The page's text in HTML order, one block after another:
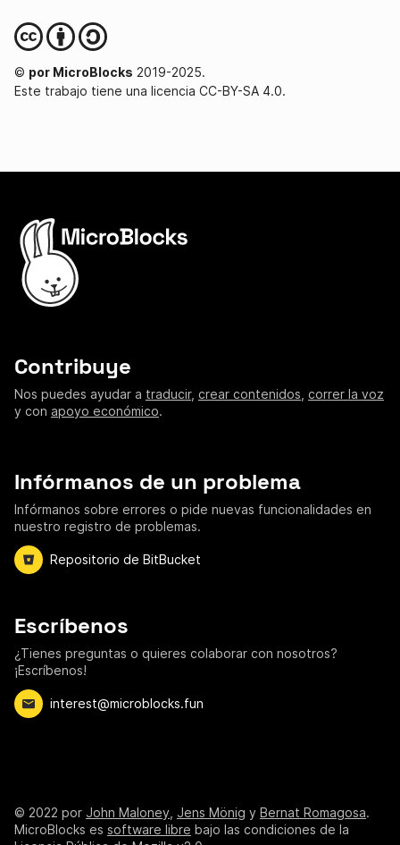
© por MicroBlocks 2019-2025.
Este trabajo tiene una licencia CC-BY-SA 4.0.
Contribuye
Nos puedes ayudar a traducir, crear contenidos correr la voz
y con apoyo económico.
Infórmanos de un problema
Infórmanos sobre errores o pide nuevas funcionalidades en
nuestro registro de problemas.
Repositorio de BitBucket
Escríbenos
¿Tienes preguntas o quieres colaborar con nosotros?
¡Escríbenos!
interest@microblocks.fun
© 2022 por John Maloney Jens Mönig y Bernat Romagosa.
MicroBlocks es software libre bajo las condiciones de la